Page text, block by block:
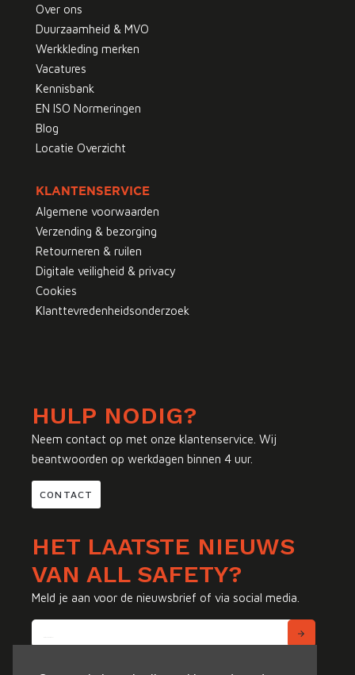
Over ons
Duurzaamheid & MVO
Werkkleding merken
Vacatures
Kennisbank
EN ISO Normeringen
Blog
Locatie Overzicht
KLANTENSERVICE
Algemene voorwaarden
Verzending & bezorging
Retourneren & ruilen
Digitale veiligheid & privacy
Cookies
Klanttevredenheidsonderzoek
HULP NODIG?
Neem contact op met onze klantenservice. Wij
beantwoorden op werkdagen binnen 4 uur.
CONTACT
HET LAATSTE NIEUWS
VAN ALL SAFETY?
Meld je aan voor de nieuwsbrief of via social media.